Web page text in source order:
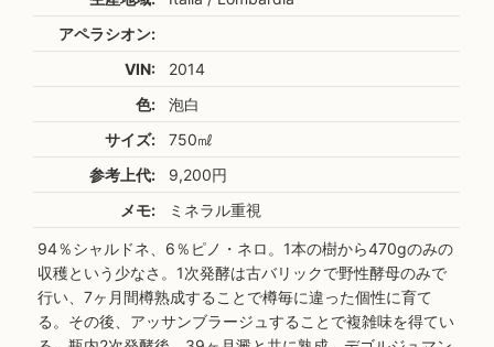
アペラシオン:
VIN:
2014
色:
泡白
サイズ:
750㎖
参考上代:
9,200円
メモ:
ミネラル重視
94％シャルドネ、6％ピノ・ネロ。1本の樹から470gのみの
収穫という少なさ。1次発酵は古バリックで野性酵母のみで
行い、7ヶ月間樽熟成することで樽毎に違った個性に育て
る。その後、アッサンブラージュすることで複雑味を得てい